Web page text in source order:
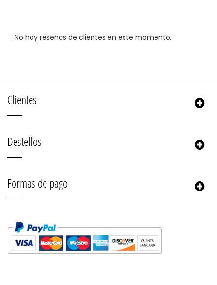
No hay reseñas de clientes en este momento.
Clientes
Destellos
Formas de pago